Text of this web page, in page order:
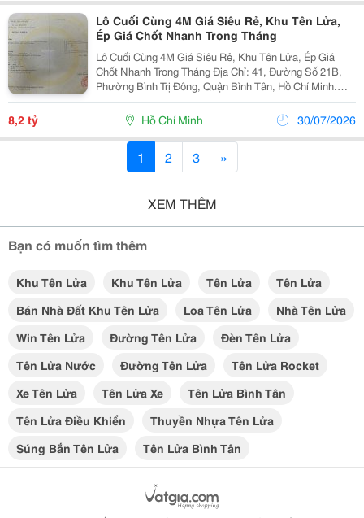
Lô Cuối Cùng 4M Giá Siêu Rẻ, Khu Tên Lửa,
Ép Giá Chốt Nhanh Trong Tháng
Lô Cuối Cùng 4M Giá Siêu Rẻ, Khu Tên Lửa, Ép Giá
Chốt Nhanh Trong Tháng Địa Chỉ: 41, Đường Số 21B,
Phường Bình Trị Đông, Quận Bình Tân, Hồ Chí Minh.
(Phường Bình Trị Đông, Hồ Chí Minh Mới) Đường Rộng
12M Ô Tô Ra Vào Thông Thoáng, Gần Ngã Tư Tên
8,2 tỷ Hồ Chí Minh 30/07/2026
1 2 3 »
XEM THÊM
Bạn có muốn tìm thêm
Khu Tên Lửa Khu Tên Lửa Tên Lửa
Tên Lửa
Bán Nhà Đất Khu Tên Lửa
Loa Tên Lửa
Nhà Tên Lửa
Win Tên Lửa
Đường Tên Lửa
Đèn Tên Lửa
Tên Lửa Nước
Đường Tên Lửa
Tên Lửa Rocket
Xe Tên Lửa
Tên Lửa Xe
Tên Lửa Bình Tân
Tên Lửa Điều Khiển
Thuyền Nhựa Tên Lửa
Súng Bắn Tên Lửa
Tên Lửa Bình Tân